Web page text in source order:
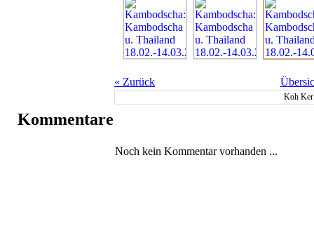
« Zurück
Koh Ker
Kommentare
Noch kein Kommentar vorhanden ...